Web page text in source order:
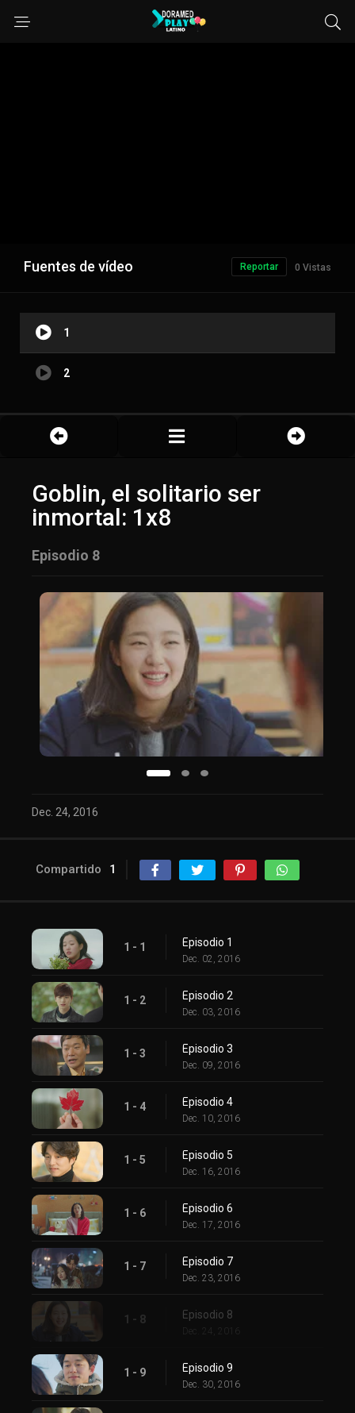
Fuentes de vídeo 0 Vistas
Reportar
1
2
Goblin, el solitario ser
inmortal: 1x8
Episodio 8
Dec. 24, 2016
Compartido 1
1 - 1 Episodio 1
Dec. 02, 2016
1 - 2 Episodio 2
Dec. 03, 2016
1 - 3 Episodio 3
Dec. 09, 2016
1 - 4 Episodio 4
Dec. 10, 2016
1 - 5 Episodio 5
Dec. 16, 2016
1 - 6 Episodio 6
Dec. 17, 2016
1 - 7 Episodio 7
Dec. 23, 2016
1 - 8 Episodio 8
Dec. 24, 2016
1 - 9 Episodio 9
Dec. 30, 2016